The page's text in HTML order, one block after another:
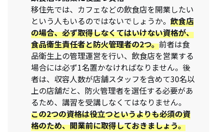
移住先では、カフェなどの飲食店を開業したい
という人もいるのではないでしょうか。 飲食店
の場合、必ず取得しなくてはいけない資格が、
食品衛生責任者と防火管理者の2つ。前者は食
品衛生上の管理運営を行い、飲食店を営業する
場合には必ず1名置かなければなりません。後
者は、収容人数が店舗スタッフを含めて30名以
上の店舗だと、防火管理者を選任する必要があ
るため、講習を受講しなくてはなりません。
この2つの資格は役立つというよりも必須の資
格のため、開業前に取得しておきましょう。